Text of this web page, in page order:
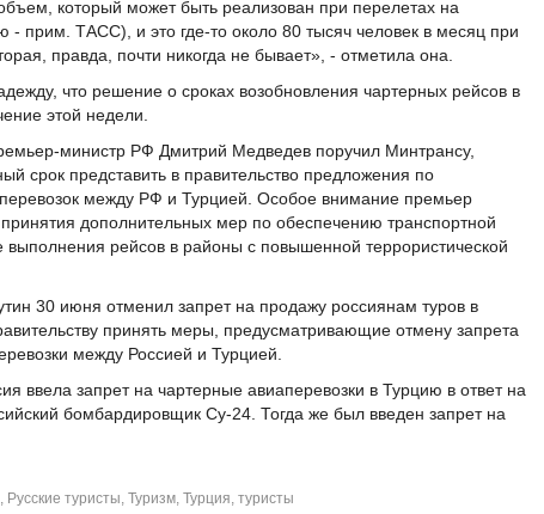
который может быть реализован при перелетах на
- прим. ТАСС), и это где-то около 80 тысяч человек в месяц при
правда, почти никогда не бывает», - отметила она.
что решение о сроках возобновления чартерных рейсов в
этой недели.
министр РФ Дмитрий Медведев поручил Минтрансу,
срок представить в правительство предложения по
между РФ и Турцией. Особое внимание премьер
дополнительных мер по обеспечению транспортной
выполнения рейсов в районы с повышенной террористической
30 июня отменил запрет на продажу россиянам туров в
принять меры, предусматривающие отмену запрета
между Россией и Турцией.
ввела запрет на чартерные авиаперевозки в Турцию в ответ на
бомбардировщик Су-24. Тогда же был введен запрет на
, Русские туристы, Туризм, Турция, туристы